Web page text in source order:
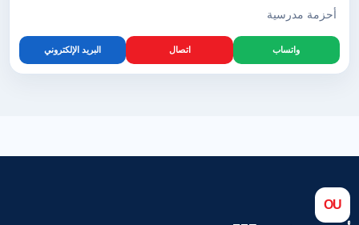
أحزمة مدرسية
واتساب اتصال البريد الإلكتروني
OU